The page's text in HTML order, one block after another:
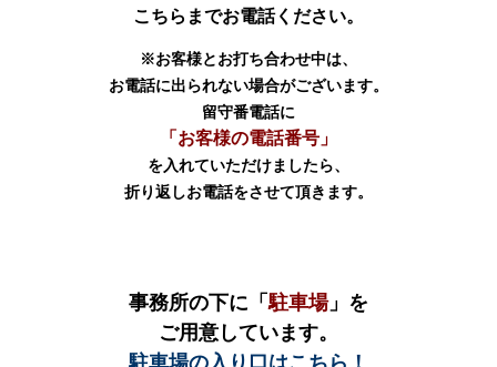
こちらまでお電話ください。
※お客様とお打ち合わせ中は、
お電話に出られない場合がございます。
留守番電話に
「お客様の電話番号」
を入れていただけましたら、
折り返しお電話をさせて頂きます。
事務所の下に「駐車場」を
ご用意しています。
駐車場の入り口はこちら！